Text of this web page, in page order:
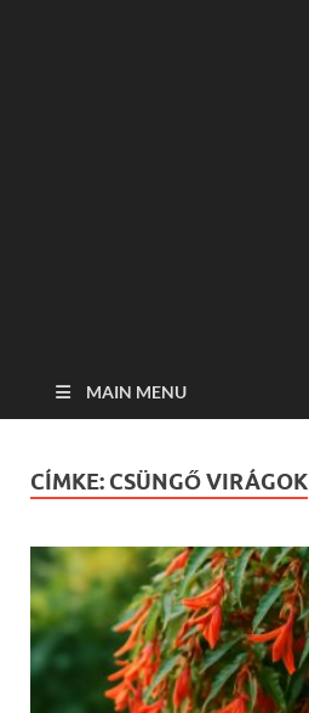
MAIN MENU
CÍMKE: CSÜNGŐ VIRÁGOK